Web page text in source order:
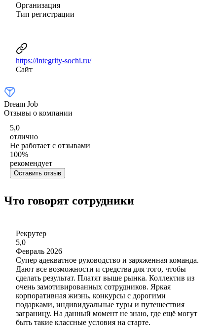
Организация
Тип регистрации
https://integrity-sochi.ru/
Сайт
Dream Job
Отзывы о компании
5,0
отлично
Не работает с отзывами
100%
рекомендует
Оставить отзыв
Что говорят сотрудники
Рекрутер
5,0
Февраль 2026
Супер адекватное руководство и заряженная команда.
Дают все возможности и средства для того, чтобы
сделать результат. Платят выше рынка. Коллектив из
очень замотивированных сотрудников. Яркая
корпоративная жизнь, конкурсы с дорогими
подарками, индивидуальные туры и путешествия
заграницу. На данный момент не знаю, где ещё могут
быть такие классные условия на старте.